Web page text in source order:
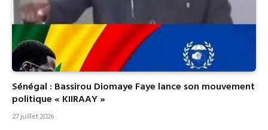
Sénégal : Bassirou Diomaye Faye lance son mouvement
politique « KIIRAAY »
27 juillet 2026